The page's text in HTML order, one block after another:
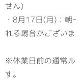
せん)
・8月17日(月)：
れる場合がございま
※休業日前の通常
す。